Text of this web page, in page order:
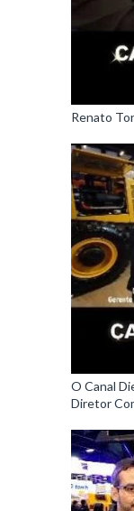
Renato
O Canal
Diretor